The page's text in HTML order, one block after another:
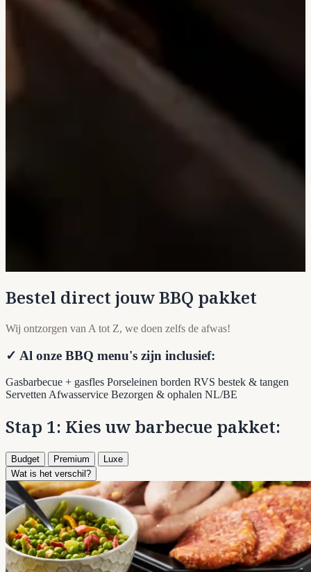
Bestel direct jouw BBQ pakket
Wij ontzorgen van A tot Z, we doen zelfs de afwas!
✓ Al onze BBQ menu's zijn inclusief:
Gasbarbecue + gasfles Porseleinen borden RVS bestek & tangen
ServettenAfwasservice Bezorgen & ophalen NL/BE
Stap 1: Kies uw barbecue pakket:
Budget Premium
Luxe
Wat is het verschil?